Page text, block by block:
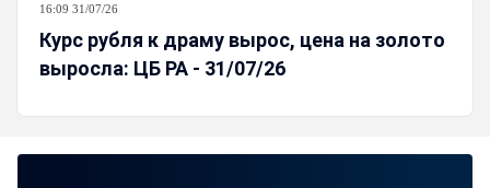
16:09 31/07/26
Курс рубля к драму вырос, цена на золото
выросла: ЦБ РА - 31/07/26